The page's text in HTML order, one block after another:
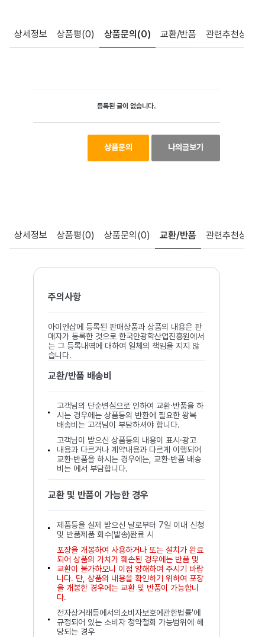
상세정보 상품평(0) 상품문의 (0) 교환/반품 관련추천상품
등록된 글이 없습니다.
상품문의 나의글보기
상세정보 상품평(0) 상품문의 (0) 교환/반품 관련추천상품
주의사항
아이엔샵에 등록된 판매상품과 상품의 내용은 판
매자가 등록한 것으로 한국안광학산업진흥원에서
는 그 등록내역에 대하여 일체의 책임을 지지 않
습니다.
교환/반품 배송비
고객님의 단순변심으로 인하여 교환·반품을 하
시는 경우에는 상품등의 반환에 필요한 왕복
배송비는 고객님이 부담하셔야 합니다.
고객님이 받으신 상품등의 내용이 표시·광고
내용과 다르거나 계약내용과 다르게 이행되어
교환·반품을 하시는 경우에는, 교환·반품 배송
비는 에서 부담합니다.
교환 및 반품이 가능한 경우
제품등을 실제 받으신 날로부터 7일 이내 신청
및 반품제품 회수(발송)완료 시
포장을 개봉하여 사용하거나 또는 설치가 완료
되어 상품의 가치가 훼손된 경우에는 반품 및
교환이 불가하오니 이점 양해하여 주시기 바랍
니다. 단, 상품의 내용을 확인하기 위하여 포장
을 개봉한 경우에는 교환 및 반품이 가능합니
다.
전자상거래등에서의소비자보호에관한법률'에
규정되어 있는 소비자 청약철회 가능범위에 해
당되는 경우